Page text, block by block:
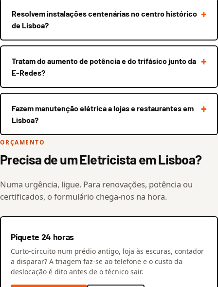
Resolvem instalações centenárias no centro histórico
de Lisboa?
Tratam do aumento de potência e do trifásico junto da
E-Redes?
Fazem manutenção elétrica a lojas e restaurantes em
Lisboa?
ORÇAMENTO
Precisa de um Eletricista em Lisboa?
Numa urgência, ligue. Para renovações, potência ou
certificados, o formulário chega-nos na hora.
Piquete 24 horas
Curto-circuito num prédio antigo, loja às escuras, contador
a disparar? A triagem faz-se ao telefone e o custo da
deslocação é dito antes de o técnico sair.